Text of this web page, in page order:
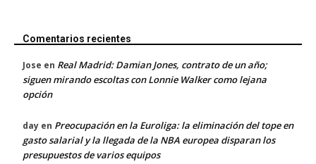
Comentarios recientes
Jose en Real Madrid: Damian Jones, contrato de un año;
siguen mirando escoltas con Lonnie Walker como lejana
opción
day en Preocupación en la Euroliga: la eliminación del tope en
gasto salarial y la llegada de la NBA europea disparan los
presupuestos de varios equipos